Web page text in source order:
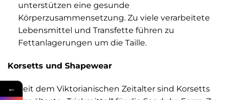
unterstützen eine gesunde
Körperzusammensetzung. Zu viele verarbeitete
Lebensmittel und Transfette führen zu
Fettanlagerungen um die Taille.
Korsetts und Shapewear
Seit dem Viktorianischen Zeitalter sind Korsetts
←